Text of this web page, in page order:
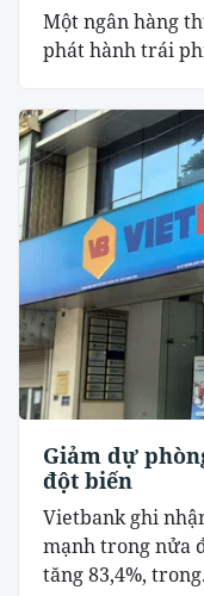
Một ngân hàng
phát hành trái
Giảm dự
đột biến
Vietbank ghi
mạnh trong nửa
tăng 83,4%,